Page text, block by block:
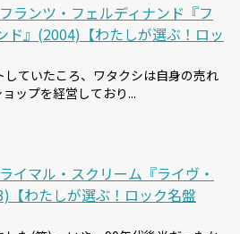
ランツ・フェルディナンド『フ
ド』(2004)【わたしが選ぶ！ロッ
していたころ、ワタクシは自身の売れ
ップを経営しており...
イマル・スクリーム『ライヴ・
【わたしが選ぶ！ロック名盤